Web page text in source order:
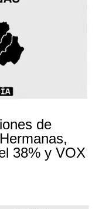
de
38% y VOX